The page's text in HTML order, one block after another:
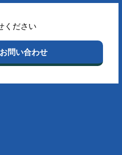
ください
お問い合わせ